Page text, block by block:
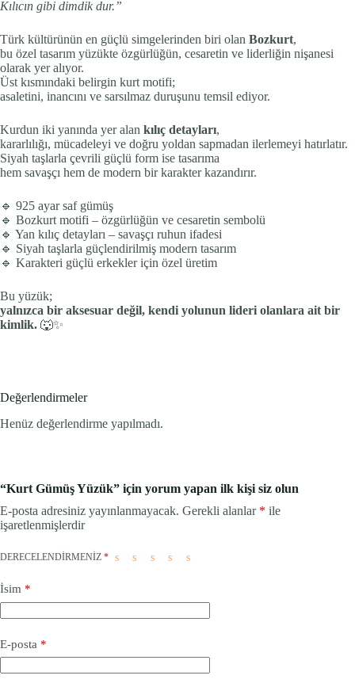
Kılıcın gibi dimdik dur.”
Türk kültürünün en güçlü simgelerinden biri olan Bozkurt,
bu özel tasarım yüzükte özgürlüğün, cesaretin ve liderliğin nişanesi
olarak yer alıyor.
Üst kısmındaki belirgin kurt motifi;
asaletini, inancını ve sarsılmaz duruşunu temsil ediyor.
Kurdun iki yanında yer alan kılıç detayları,
kararlılığı, mücadeleyi ve doğru yoldan sapmadan ilerlemeyi hatırlatır.
Siyah taşlarla çevrili güçlü form ise tasarıma
hem savaşçı hem de modern bir karakter kazandırır.
🔹 925 ayar saf gümüş
🔹 Bozkurt motifi – özgürlüğün ve cesaretin sembolü
🔹 Yan kılıç detayları – savaşçı ruhun ifadesi
🔹 Siyah taşlarla güçlendirilmiş modern tasarım
🔹 Karakteri güçlü erkekler için özel üretim
Bu yüzük;
yalnızca bir aksesuar değil, kendi yolunun lideri olanlara ait bir
kimlik. 🐺✨
Değerlendirmeler
Henüz değerlendirme yapılmadı.
“Kurt Gümüş Yüzük” için yorum yapan ilk kişi siz olun
E-posta adresiniz yayınlanmayacak. Gerekli alanlar * ile
işaretlenmişlerdir
DERECELENDIRMENIZ *
İsim *
E-posta *